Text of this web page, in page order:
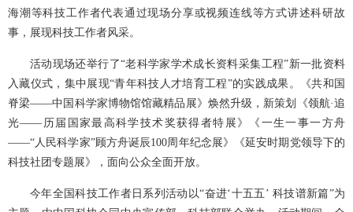
海潮等科技工作者代表通过现场分享或视频连线等方式讲述科研故
事，展现科技工作者风采。
活动现场还举行了“老科学家学术成长资料采集工程”新一批资料
入藏仪式，集中展现“青年科技人才培育工程”的实践成果。《共和国
脊梁——中国科学家博物馆馆藏精品展》焕然升级，新策划《领航·追
光——历届国家最高科学技术奖获得者特展》《一生一事一方舟
——“人民科学家”顾方舟诞辰100周年纪念展》《延安时期党领导下的
科技社团专题展》，面向公众全面开放。
今年全国科技工作者日系列活动以“奋进‘十五五’ 科技谱新篇”为